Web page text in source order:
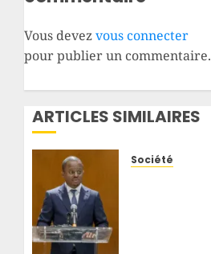
Vous devezvous connecter
pour publier un commentaire.
ARTICLES SIMILAIRES
Société